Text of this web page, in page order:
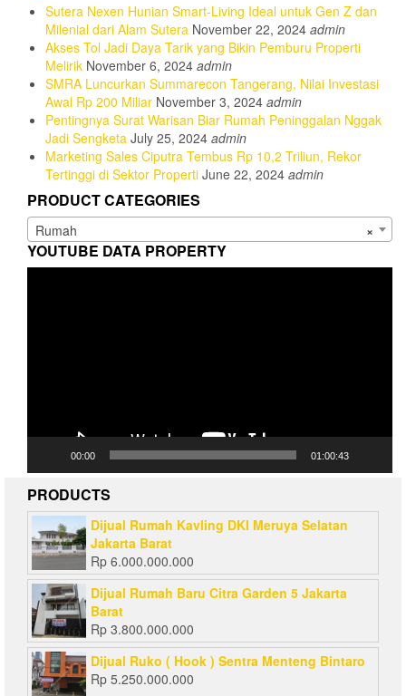
Sutera Nexen Hunian Smart-Living Ideal untuk Gen Z dan
Milenial dari Alam Sutera November 22, 2024 admin
Akses Tol Jadi Daya Tarik yang Bikin Pemburu Properti
Melirik November 6, 2024 admin
SMRA Luncurkan Summarecon Tangerang, Nilai Investasi
Awal Rp 200 Miliar November 3, 2024 admin
Pentingnya Surat Warisan Biar Rumah Peninggalan Nggak
Jadi Sengketa July 25, 2024 admin
Marketing Sales Ciputra Tembus Rp 10,2 Triliun, Rekor
Tertinggi di Sektor Properti June 22, 2024 admin
PRODUCT CATEGORIES
×
Rumah
YOUTUBE DATA PROPERTY
00:00 01:00:43
PRODUCTS
Dijual Rumah Kavling DKI Meruya Selatan
Jakarta Barat
Rp 6.000.000.000
Dijual Rumah Baru Citra Garden 5 Jakarta
Barat
Rp 3.800.000.000
Dijual Ruko ( Hook ) Sentra Menteng Bintaro
Rp 5.250.000.000